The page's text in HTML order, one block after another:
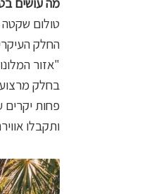
טולום
החלק העיקרי של
"אזור
בחלק
פחות יקרים
ותקבלו